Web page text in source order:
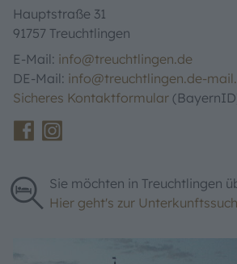
Hauptstraße 31
91757 Treuchtlingen
E-Mail: info@treuchtlingen.de
DE-Mail: info@treuchtlingen.de-
Sicheres Kontaktformular
Sie möchten in Treuchtlingen
Hier geht's zur